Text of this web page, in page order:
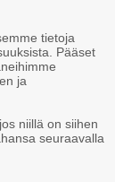
Paavo
kädessä –
Weezer
nämä
tietoja
Pääset
ja
niillä on siihen
seuraavalla